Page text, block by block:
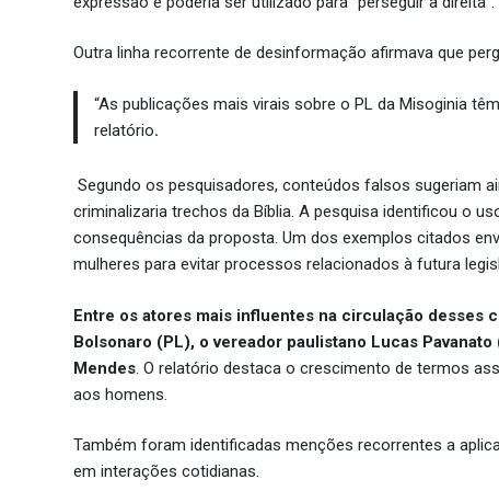
Outra linha recorrente de desinformação afirmava que
“As publicações mais virais sobre o PL da Misoginia
relatório.
Segundo os pesquisadores, conteúdos falsos sugeriam
criminalizaria trechos da Bíblia. A pesquisa identificou o
consequências da proposta. Um dos exemplos citados
mulheres para evitar processos relacionados à futura
Entre os atores mais influentes na circulação desses
Bolsonaro (PL), o vereador paulistano Lucas
Mendes . O relatório destaca o crescimento de termos
aos homens.
Também foram identificadas menções recorrentes a
em interações cotidianas.